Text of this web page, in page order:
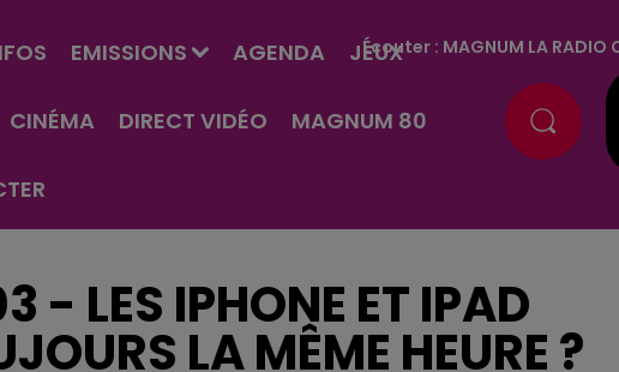
EMISSIONS AGENDA JEUX
CINÉMA DIRECT VIDÉO MAGNUM 80
Écouter : MAGNUM LA
- LES IPHONE ET IPAD
LA MÊME HEURE ?